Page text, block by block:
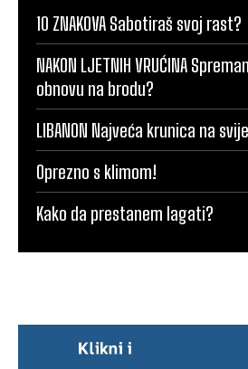
10 ZNAKOVA Sabotiraš svoj rast?
NAKON LJETNIH VRUĆINA
obnovu na brodu?
LIBANON Najveća krunica na
Oprezno s klimom!
Kako da prestanem lagati?